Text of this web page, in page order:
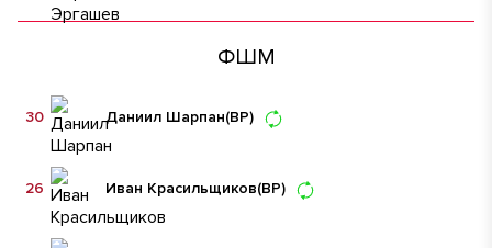
ФШМ
Даниил Шарпан(ВР)
30
Иван Красильщиков(ВР)
26